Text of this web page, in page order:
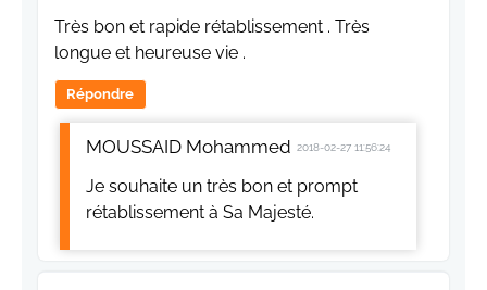
Très bon et rapide rétablissement . Très
longue et heureuse vie .
Répondre
MOUSSAID Mohammed 2018-02-27 11:56:24
Je souhaite un très bon et prompt
rétablissement à Sa Majesté.